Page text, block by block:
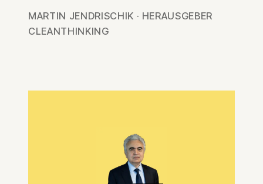
MARTIN JENDRISCHIK · HERAUSGEBER
CLEANTHINKING